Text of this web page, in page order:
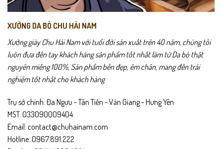
XƯỞNG DA BÒ CHU HẢI NAM
Xưởng giày Chu Hải Nam với tuổi đời sản xuất trên 40 năm, chúng tôi
luôn đưa đến tay khách hàng sản phẩm tốt nhất làm từ Da bò thật
nguyên miếng 100%, Sản phẩm bền đẹp, êm chân, mang đến trải
nghiệm tốt nhất cho khách hàng
Trụ sở chính: Đa Ngưu - Tân Tiến - Văn Giang - Hưng Yên
MST: 033090009404
Email: contact@chuhainam.com
Hotline: 0967.891.222